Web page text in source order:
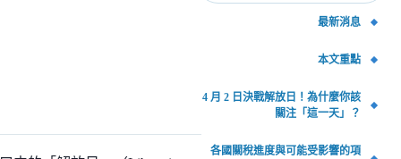
最新消息
本文重點
4 月 2 日決戰解放日！為什麼你該
關注「這一天」？
各國關稅進度與可能受影響的項